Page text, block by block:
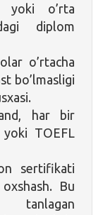
yoki o’rta
diplom
o’rtacha
bo’lmasligi
har bir
TOEFL
sertifikati
Bu
tanlagan